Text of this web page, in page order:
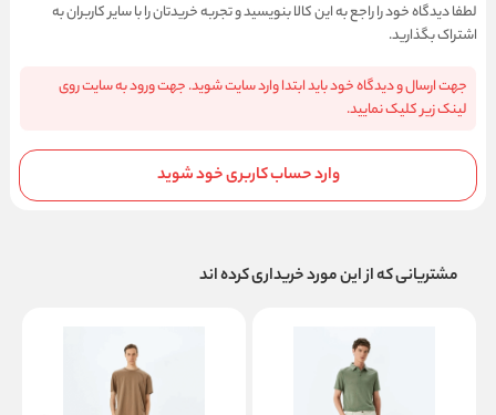
لطفا دیدگاه خود را راجع به این کالا بنویسید و تجربه خریدتان را با سایر کاربران به
اشتراک بگذارید.
جهت ارسال و دیدگاه خود باید ابتدا وارد سایت شوید. جهت ورود به سایت روی
لینک زیر کلیک نمایید.
وارد حساب کاربری خود شوید
مشتریانی که از این مورد خریداری کرده اند